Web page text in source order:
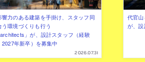
響力のある建築を手掛け、スタッフ同
環境づくりも行う
」が、設計スタッフ（経験
年新卒）を募集中
2026.07.31
代官
が、